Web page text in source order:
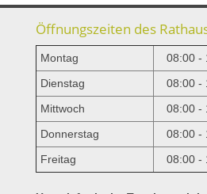
Öffnungszeiten des
Montag 08:00 -
Dienstag
08:00 -
Mittwoch
08:00 -
Donnerstag
08:00 -
Freitag
08:00 -